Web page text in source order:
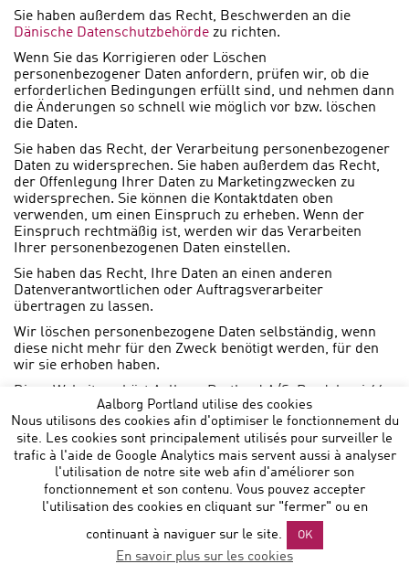
Sie haben außerdem das Recht, Beschwerden an die
Dänische Datenschutzbehörde zu richten.
Wenn Sie das Korrigieren oder Löschen
personenbezogener Daten anfordern, prüfen wir, ob die
erforderlichen Bedingungen erfüllt sind, und nehmen dann
die Änderungen so schnell wie möglich vor bzw. löschen
die Daten.
Sie haben das Recht, der Verarbeitung personenbezogener
Daten zu widersprechen. Sie haben außerdem das Recht,
der Offenlegung Ihrer Daten zu Marketingzwecken zu
widersprechen. Sie können die Kontaktdaten oben
verwenden, um einen Einspruch zu erheben. Wenn der
Einspruch rechtmäßig ist, werden wir das Verarbeiten
Ihrer personenbezogenen Daten einstellen.
Sie haben das Recht, Ihre Daten an einen anderen
Datenverantwortlichen oder Auftragsverarbeiter
übertragen zu lassen.
Wir löschen personenbezogene Daten selbständig, wenn
diese nicht mehr für den Zweck benötigt werden, für den
wir sie erhoben haben.
Diese Website gehört Aalborg Portland A/S, Rørdalsvej 44,
P.O. Box 165, 9100 Aalborg.
Aalborg Portland utilise des cookies
Nous utilisons des cookies afin d'optimiser le fonctionnement du
site. Les cookies sont principalement utilisés pour surveiller le
trafic à l'aide de Google Analytics mais servent aussi à analyser
l'utilisation de notre site web afin d'améliorer son
fonctionnement et son contenu. Vous pouvez accepter
l'utilisation des cookies en cliquant sur "fermer" ou en
continuant à naviguer sur le site. OK
En savoir plus sur les cookies
Aalborg Portland Belgium NV
:: Noorderlaan 147 B 9 :: B-
2030 Antwerp :: T: +32 472864729 ::
sales@aalborgportland.com